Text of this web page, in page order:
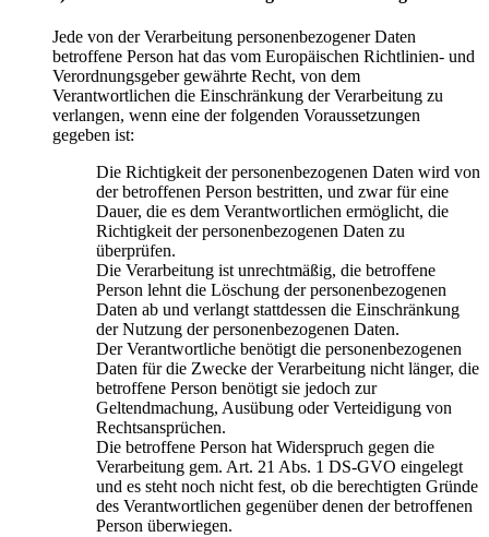
Jede von der Verarbeitung personenbezogener Daten
betroffene Person hat das vom Europäischen Richtlinien- und
Verordnungsgeber gewährte Recht, von dem
Verantwortlichen die Einschränkung der Verarbeitung zu
verlangen, wenn eine der folgenden Voraussetzungen
gegeben ist:
Die Richtigkeit der personenbezogenen Daten wird von
der betroffenen Person bestritten, und zwar für eine
Dauer, die es dem Verantwortlichen ermöglicht, die
Richtigkeit der personenbezogenen Daten zu
überprüfen.
Die Verarbeitung ist unrechtmäßig, die betroffene
Person lehnt die Löschung der personenbezogenen
Daten ab und verlangt stattdessen die Einschränkung
der Nutzung der personenbezogenen Daten.
Der Verantwortliche benötigt die personenbezogenen
Daten für die Zwecke der Verarbeitung nicht länger, die
betroffene Person benötigt sie jedoch zur
Geltendmachung, Ausübung oder Verteidigung von
Rechtsansprüchen.
Die betroffene Person hat Widerspruch gegen die
Verarbeitung gem. Art. 21 Abs. 1 DS-GVO eingelegt
und es steht noch nicht fest, ob die berechtigten Gründe
des Verantwortlichen gegenüber denen der betroffenen
Person überwiegen.